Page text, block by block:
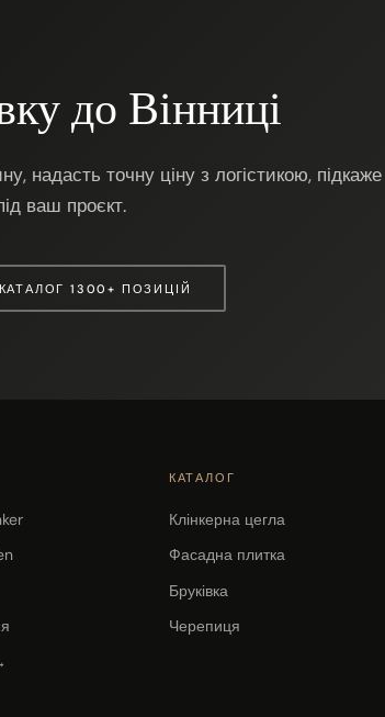
до Вінниці
надасть точну ціну з логістикою, підкаже
ваш проєкт.
КАТАЛОГ 1300+ ПОЗИЦІЙ
КАТАЛОГ
Клінкерна цегла
Фасадна плитка
Бруківка
Черепиця